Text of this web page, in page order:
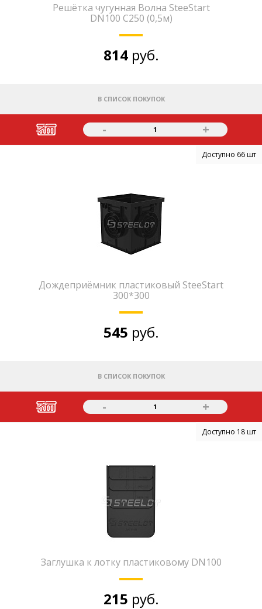
Решётка чугунная Волна SteeStart
DN100 С250 (0,5м)
814 руб.
В СПИСОК ПОКУПОК
- 1 +
Доступно 66 шт
Дождеприёмник пластиковый SteeStart
300*300
545 руб.
В СПИСОК ПОКУПОК
- 1 +
Доступно 18 шт
Заглушка к лотку пластиковому DN100
215 руб.